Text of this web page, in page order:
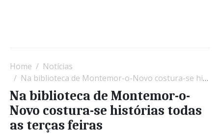
Home
Notícias
Na biblioteca de Montemor-o-Novo costura-se histórias todas as terças feiras
Na biblioteca de Montemor-o-
Novo costura-se histórias todas
as terças feiras